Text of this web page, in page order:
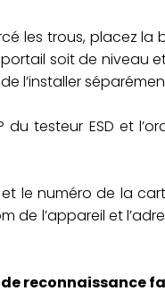
les trous, placez la
soit de niveau
l’installer
du testeur ESD et
le numéro de la
de l’appareil et
reconnaissance